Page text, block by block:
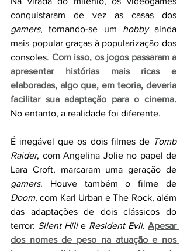
gamers, tornando-se um hobby ainda
mais popular graças à popularização dos
consoles. Com isso, os jogos passaram a
apresentar histórias mais ricas e
elaboradas, algo que, em teoria, deveria
facilitar sua adaptação para o cinema.
No entanto, a realidade foi diferente.
É inegável que os dois filmes de Tomb
Raider, com Angelina Jolie no papel de
gamers
Doom, com Karl Urban e The Rock, além
das adaptações de dois clássicos do
terror: Silent Hill e Resident Evil. Apesar
dos nomes de peso na atuação e nos